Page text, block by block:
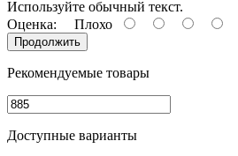
Используйте обычный текст.
Оценка: Плохо
Продолжить
Рекомендуемые товары
Доступные варианты